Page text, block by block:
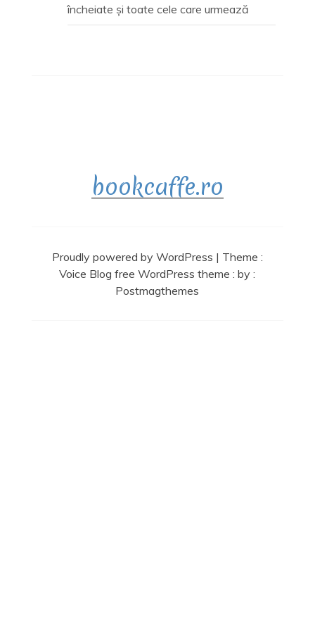
încheiate și toate cele care urmează
bookcaffe.ro
Proudly powered by WordPress | Theme :
Voice Blog free WordPress theme: by :
Postmagthemes